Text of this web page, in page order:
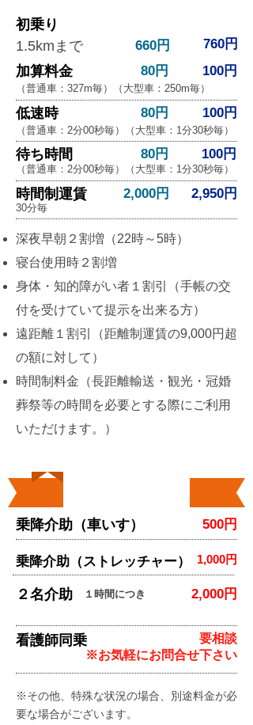
加算料金
（普通車：327m毎）（大型車：250m毎）
80円 100円
低速時
（普通車：2分00秒毎）（大型車：1分30秒毎）
80円 100円
待ち時間
（普通車：2分00秒毎）（大型車：1分30秒毎）
80円 100円
時間制運賃
30分毎
2,000円 2,950円
深夜早朝２割増（22時～5時）
寝台使用時２割増
身体・知的障がい者１割引（手帳の交
付を受けていて提示を出来る方）
遠距離１割引（距離制運賃の9,000円超
の額に対して）
時間制料金（長距離輸送・観光・冠婚
葬祭等の時間を必要とする際にご利用
いただけます。）
乗降介助（車いす） 500円
乗降介助（ストレッチャー） 1,000円
２名介助 2,000円
１時間につき
看護師同乗
要相談
※お気軽にお問合せ下さい
※その他、特殊な状況の場合、別途料金が必
要な場合がございます。
660円
初乗り
1.5kmまで
760円